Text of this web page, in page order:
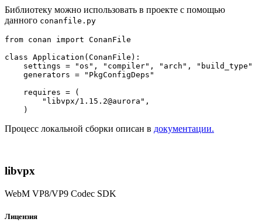
Библиотеку можно использовать в проекте с помощью
данного conanfile.py
from conan import ConanFile
class Application (ConanFile ):
    settings =
"os" , "compiler" , "arch" ,
"build_type"
    generators =
"PkgConfigDeps"
    requires = (
"libvpx/1.15.2@aurora" ,
Процесс локальной сборки описан в документации.
libvpx
WebM VP8/VP9 Codec SDK
Лицензия